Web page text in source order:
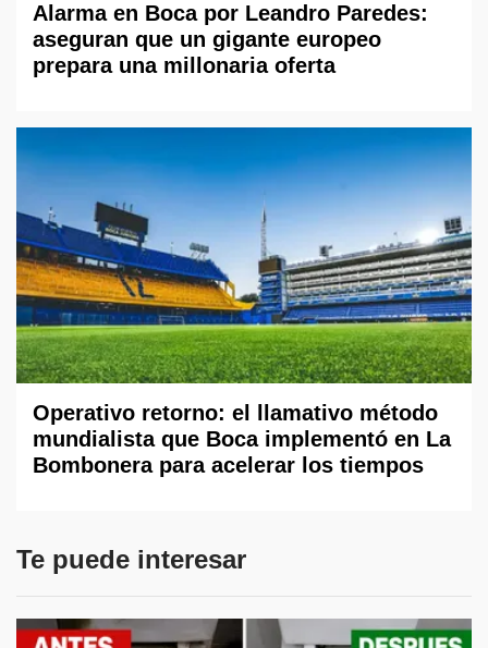
Alarma en Boca por Leandro Paredes:
aseguran que un gigante europeo
prepara una millonaria oferta
Operativo retorno: el llamativo método
mundialista que Boca implementó en La
Bombonera para acelerar los tiempos
Te puede interesar